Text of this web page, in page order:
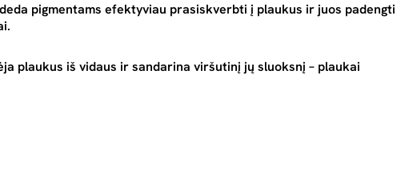
pigmentams efektyviau prasiskverbti į plaukus ir juos padengti
plaukus iš vidaus ir sandarina viršutinį jų sluoksnį – plaukai